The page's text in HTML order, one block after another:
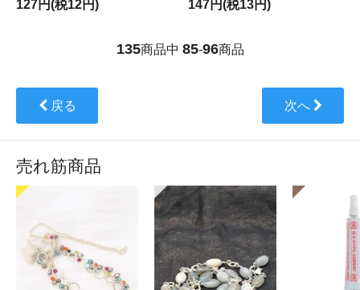
127円(税12円)
147円(税13円)
135商品中 85-96商品
戻る 次へ
売れ筋商品